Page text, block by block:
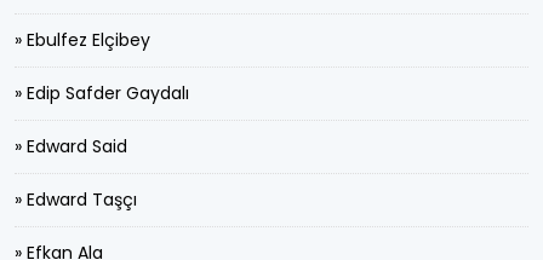
» Ebulfez Elçibey
» Edip Safder Gaydalı
» Edward Said
» Edward Taşçı
» Efkan Ala